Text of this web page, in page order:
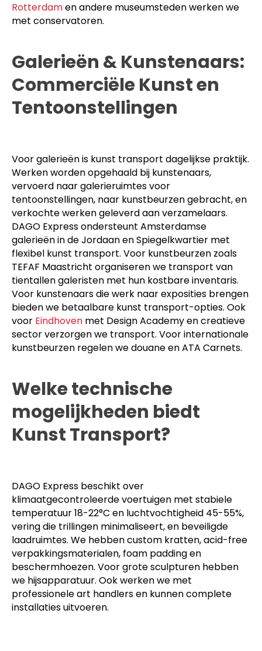
Rotterdamen andere museumsteden werken we
met conservatoren.
Galerieën & Kunstenaars:
Commerciële Kunst en
Tentoonstellingen
Voor galerieën is kunst transport dagelijkse praktijk.
Werken worden opgehaald bij kunstenaars,
vervoerd naar galerieruimtes voor
tentoonstellingen, naar kunstbeurzen gebracht, en
verkochte werken geleverd aan verzamelaars.
DAGO Express ondersteunt Amsterdamse
galerieën in de Jordaan en Spiegelkwartier met
flexibel kunst transport. Voor kunstbeurzen zoals
TEFAF Maastricht organiseren we transport van
tientallen galeristen met hun kostbare inventaris.
Voor kunstenaars die werk naar exposities brengen
bieden we betaalbare kunst transport-opties. Ook
voor Eindhoven met Design Academy en creatieve
sector verzorgen we transport. Voor internationale
kunstbeurzen regelen we douane en ATA Carnets.
Welke technische
mogelijkheden biedt
Kunst Transport?
DAGO Express beschikt over
klimaatgecontroleerde voertuigen met stabiele
temperatuur 18-22°C en luchtvochtigheid 45-55%,
vering die trillingen minimaliseert, en beveiligde
laadruimtes. We hebben custom kratten, acid-free
verpakkingsmaterialen, foam padding en
beschermhoezen. Voor grote sculpturen hebben
we hijsapparatuur. Ook werken we met
professionele art handlers en kunnen complete
installaties uitvoeren.